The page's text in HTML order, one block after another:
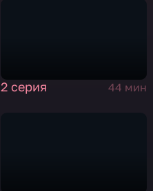
2 серия 44 мин